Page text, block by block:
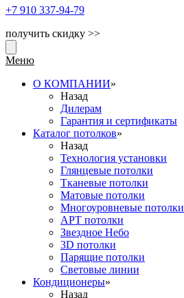
+7 910 337-94-79
получить скидку >>
Меню
О КОМПАНИИ»
Назад
Дилерам
Гарантия и сертификаты
Каталог потолков»
Назад
Технология установки
Глянцевые потолки
Тканевые потолки
Матовые потолки
Многоуровневые потолки
АРТ потолки
Звездное Небо
3D потолки
Парящие потолки
Световые линии
Кондиционеры»
Назад